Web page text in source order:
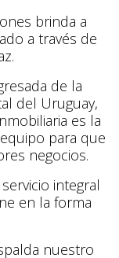
brinda a
a través de
de la
del Uruguay,
es la
para que
negocios.
integral
en la forma
nuestro